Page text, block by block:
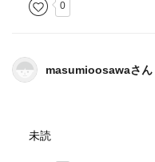
0
masumioosawaさん
未読